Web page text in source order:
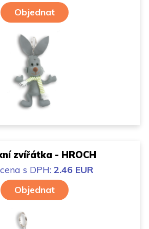
Objednat
zvířátka - HROCH
s DPH: 2.46 EUR
Objednat